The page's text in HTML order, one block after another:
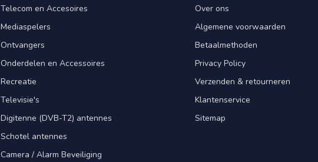
Telecom en Accesoires
Mediaspelers
Ontvangers
Onderdelen en Accessoires
Recreatie
Televisie's
Digitenne (DVB-T2) antennes
Schotel antennes
Camera / Alarm Beveiliging
Over ons
Algemene voorwaarden
Betaalmethoden
Privacy Policy
Verzenden & retourneren
Klantenservice
Sitemap